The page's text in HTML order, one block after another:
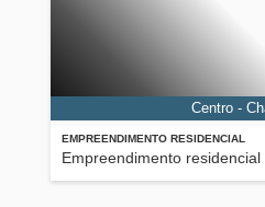
EMPREENDIMENTO RESIDENCIAL
Empreendimento residencial
Centro -